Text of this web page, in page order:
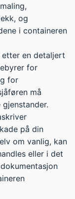
og
i containeren
etter en detaljert
for
for
må
på din
om vanlig, kan
eller i det